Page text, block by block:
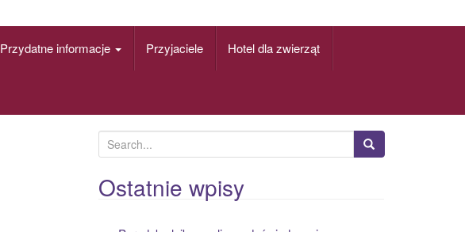
Przydatne informacje Przyjaciele Hotel dla zwierząt
e
a
r
Ostatnie wpisy